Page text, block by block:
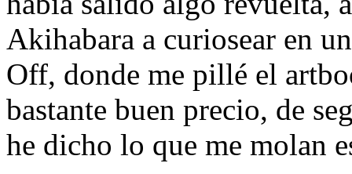
Akihabara a curiosear en
Off, donde me pillé el
bastante buen precio, de
he dicho lo que me molan